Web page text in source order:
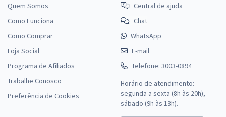
Quem Somos
Como Funciona
Como Comprar
Loja Social
Programa de Afiliados
Trabalhe Conosco
Preferência de Cookies
Central de ajuda
Chat
WhatsApp
E-mail
Telefone: 3003-0894
Horário de atendimento:
segunda a sexta (8h às 20h),
sábado (9h às 13h).